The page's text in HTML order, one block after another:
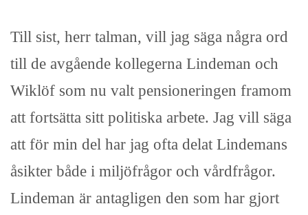
Till sist, herr talman, vill jag säga några ord
till de avgående kollegerna Lindeman och
Wiklöf som nu valt pensioneringen framom
att fortsätta sitt politiska arbete. Jag vill säga
att för min del har jag ofta delat Lindemans
åsikter både i miljöfrågor och vårdfrågor.
Lindeman är antagligen den som har gjort